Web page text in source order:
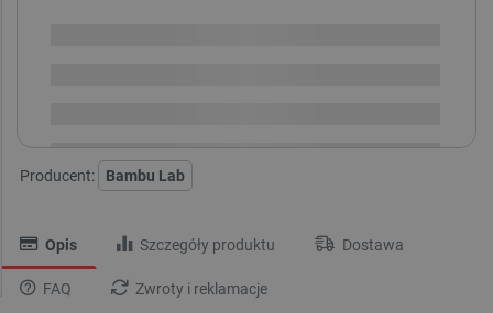
Producent: Bambu Lab
Opis Szczegóły produktu Dostawa
FAQ Zwroty i reklamacje